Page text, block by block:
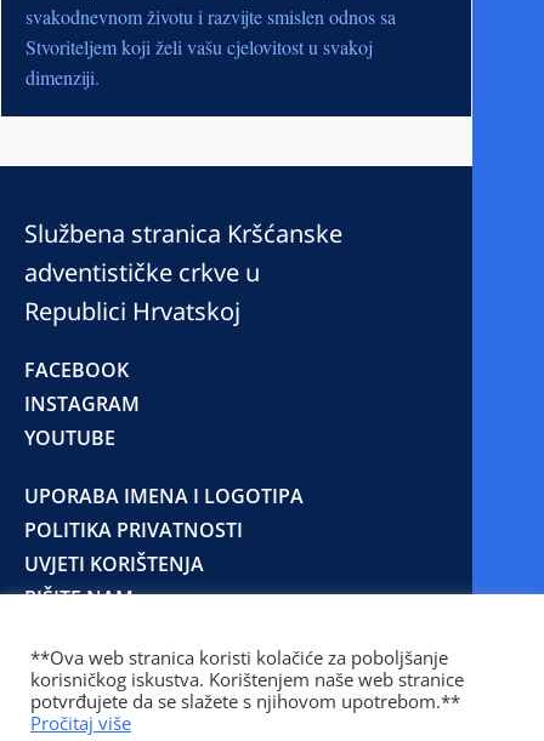
svakodnevnom životu i razvijte smislen odnos sa
Stvoriteljem koji želi vašu cjelovitost u svakoj
dimenziji.
Službena stranica Kršćanske
adventističke crkve u
Republici Hrvatskoj
FACEBOOK
INSTAGRAM
YOUTUBE
UPORABA IMENA I LOGOTIPA
POLITIKA PRIVATNOSTI
UVJETI KORIŠTENJA
PIŠITE NAM
© 2025 Copyright © 2023 Kršćanska adventistička
crkva u Republici Hrvatskoj
**Ova web stranica koristi kolačiće za poboljšanje
korisničkog iskustva. Korištenjem naše web stranice
potvrđujete da se slažete s njihovom upotrebom.**
Pročitaj više